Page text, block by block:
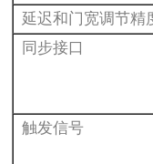
延迟和门宽调节精
同步接口
触发信号